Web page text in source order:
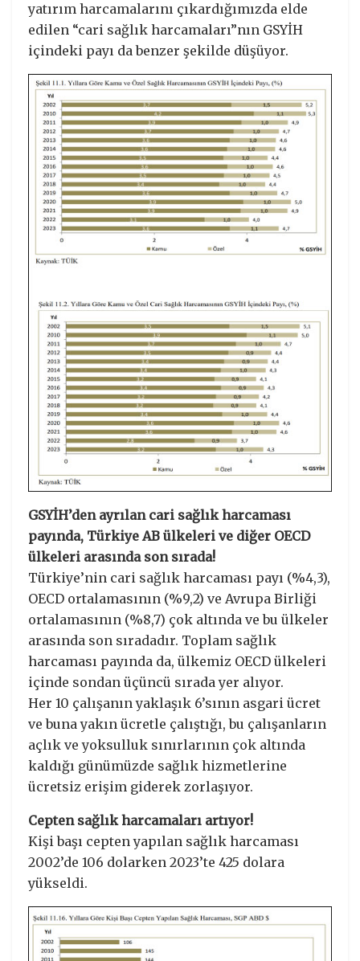
yatırım harcamalarını çıkardığımızda elde
edilen “cari sağlık harcamaları”nın GSYİH
içindeki payı da benzer şekilde düşüyor.
GSYİH’den ayrılan cari sağlık harcaması
payında, Türkiye AB ülkeleri ve diğer OECD
ülkeleri arasında son sırada!
Türkiye’nin cari sağlık harcaması payı (%4,3),
OECD ortalamasının (%9,2) ve Avrupa Birliği
ortalamasının (%8,7) çok altında ve bu ülkeler
arasında son sıradadır. Toplam sağlık
harcaması payında da, ülkemiz OECD ülkeleri
içinde sondan üçüncü sırada yer alıyor.
Her 10 çalışanın yaklaşık 6’sının asgari ücret
ve buna yakın ücretle çalıştığı, bu çalışanların
açlık ve yoksulluk sınırlarının çok altında
kaldığı günümüzde sağlık hizmetlerine
ücretsiz erişim giderek zorlaşıyor.
Cepten sağlık harcamaları artıyor!
Kişi başı cepten yapılan sağlık harcaması
2002’de 106 dolarken 2023’te 425 dolara
yükseldi.